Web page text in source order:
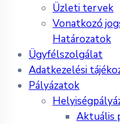
Üzleti tervek
Vonatkozó
Határozatok
Ügyfélszolgálat
Adatkezelési
Pályázatok
Aktuális